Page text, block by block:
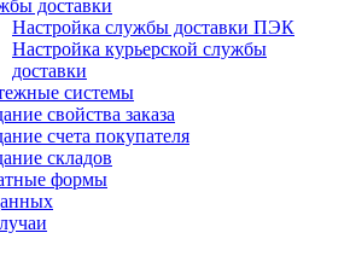
доставки
Настройка службы доставки ПЭК
Настройка курьерской службы
доставки
системы
свойства заказа
счета покупателя
складов
формы